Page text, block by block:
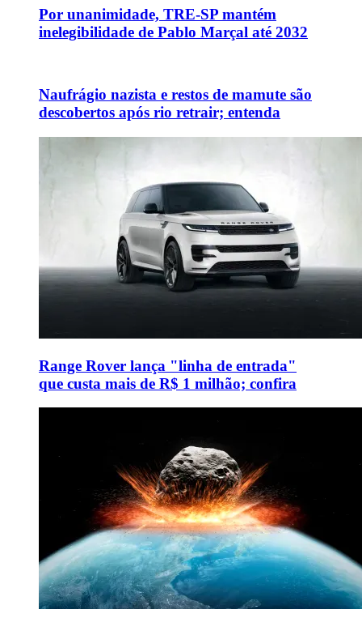
Por unanimidade, TRE-SP mantém
inelegibilidade de Pablo Marçal até 2032
Naufrágio nazista e restos de mamute são
descobertos após rio retrair; entenda
Range Rover lança "linha de entrada"
que custa mais de R$ 1 milhão; confira